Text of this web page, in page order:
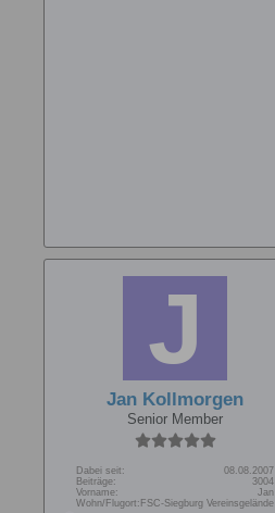
Jan Kollmorgen
Senior Member
Dabei seit:
08.08.2007
Beiträge:
3004
Vorname:
Jan
Wohn/Flugort: FSC-Siegburg Vereinsgelände